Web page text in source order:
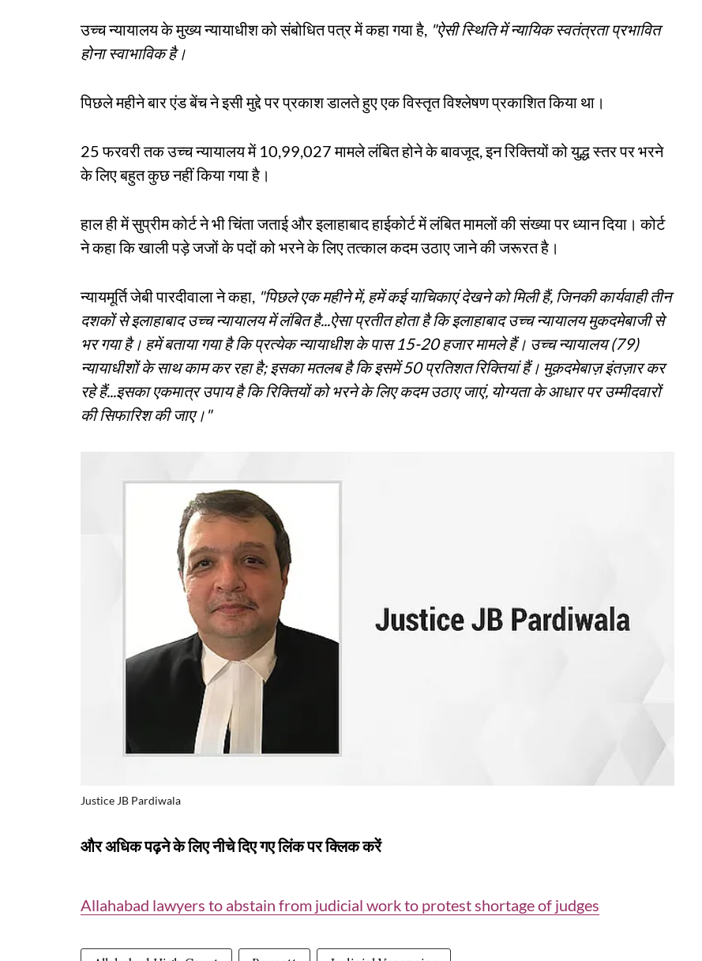
उच्च न्यायालय के मुख्य न्यायाधीश को संबोधित पत्र में कहा गया है, "ऐसी स्थिति में न्यायिक स्वतंत्रता प्रभावित
होना स्वाभाविक है।
पिछले महीने बार एंड बेंच ने इसी मुद्दे पर प्रकाश डालते हुए एक विस्तृत विश्लेषण प्रकाशित किया था।
25 फरवरी तक उच्च न्यायालय में 10,99,027 मामले लंबित होने के बावजूद, इन रिक्तियों को युद्ध स्तर पर भरने
के लिए बहुत कुछ नहीं किया गया है।
हाल ही में सुप्रीम कोर्ट ने भी चिंता जताई और इलाहाबाद हाईकोर्ट में लंबित मामलों की संख्या पर ध्यान दिया। कोर्ट
ने कहा कि खाली पड़े जजों के पदों को भरने के लिए तत्काल कदम उठाए जाने की जरूरत है।
न्यायमूर्ति जेबी पारदीवाला ने कहा, "पिछले एक महीने में, हमें कई याचिकाएं देखने को मिली हैं, जिनकी कार्यवाही तीन
दशकों से इलाहाबाद उच्च न्यायालय में लंबित है...ऐसा प्रतीत होता है कि इलाहाबाद उच्च न्यायालय मुकदमेबाजी से
भर गया है। हमें बताया गया है कि प्रत्येक न्यायाधीश के पास 15-20 हजार मामले हैं। उच्च न्यायालय (79)
न्यायाधीशों के साथ काम कर रहा है; इसका मतलब है कि इसमें 50 प्रतिशत रिक्तियां हैं। मुक़दमेबाज़ इंतज़ार कर
रहे हैं...इसका एकमात्र उपाय है कि रिक्तियों को भरने के लिए कदम उठाए जाएं, योग्यता के आधार पर उम्मीदवारों
की सिफारिश की जाए।"
Justice JB Pardiwala
और अधिक पढ़ने के लिए नीचे दिए गए लिंक पर क्लिक करें
Allahabad lawyers to abstain from judicial work to protest shortage of judges